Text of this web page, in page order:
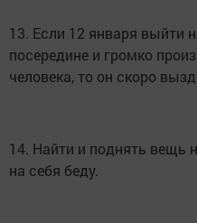
13. Если 12 января выйти
посередине и громко
человека, то он скоро
14. Найти и поднять вещь
на себя беду.